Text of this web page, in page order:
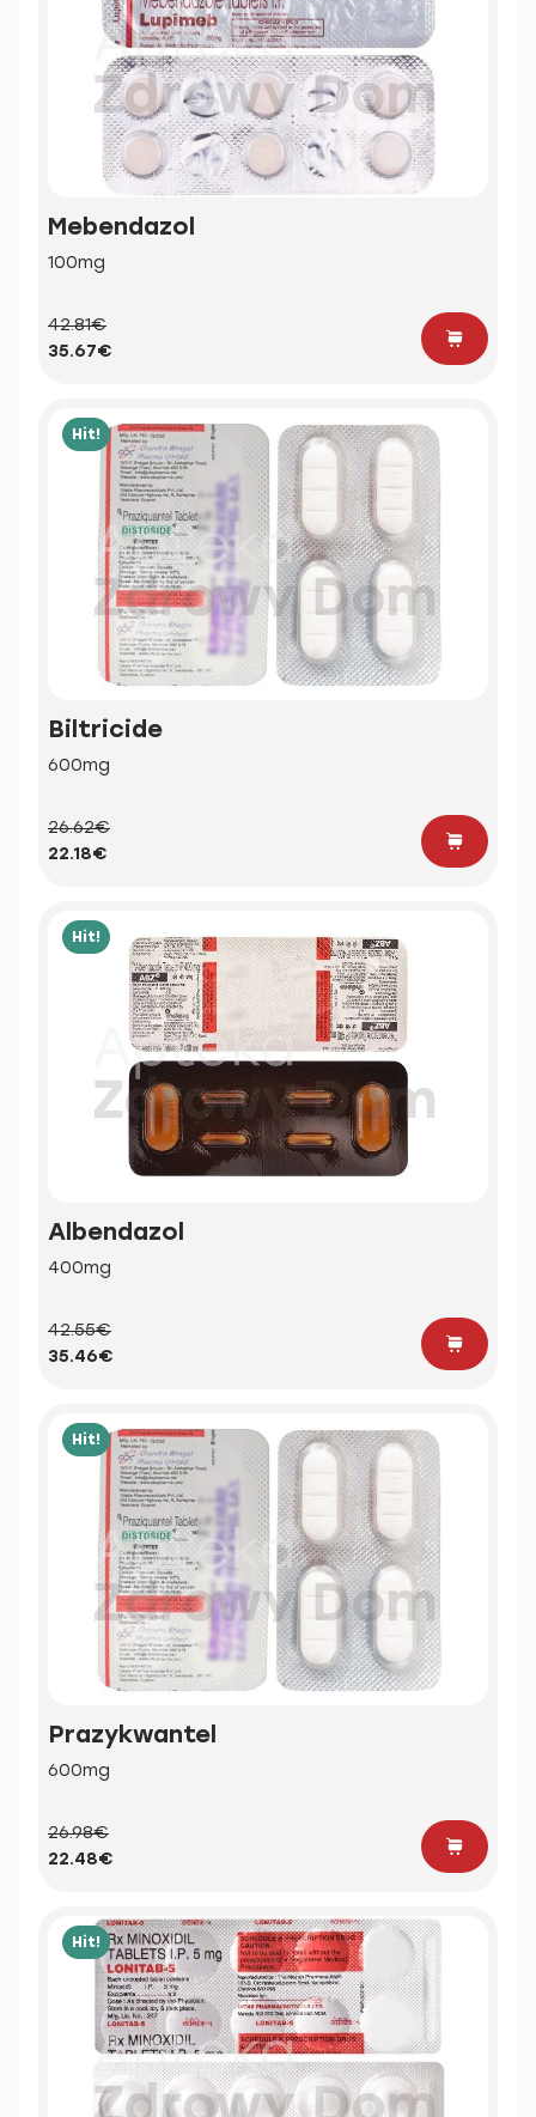
Mebendazol
100mg
42.81€
35.67€
Hit!
Biltricide
600mg
26.62€
22.18€
Hit!
Albendazol
400mg
42.55€
35.46€
Hit!
Prazykwantel
600mg
26.98€
22.48€
Hit!